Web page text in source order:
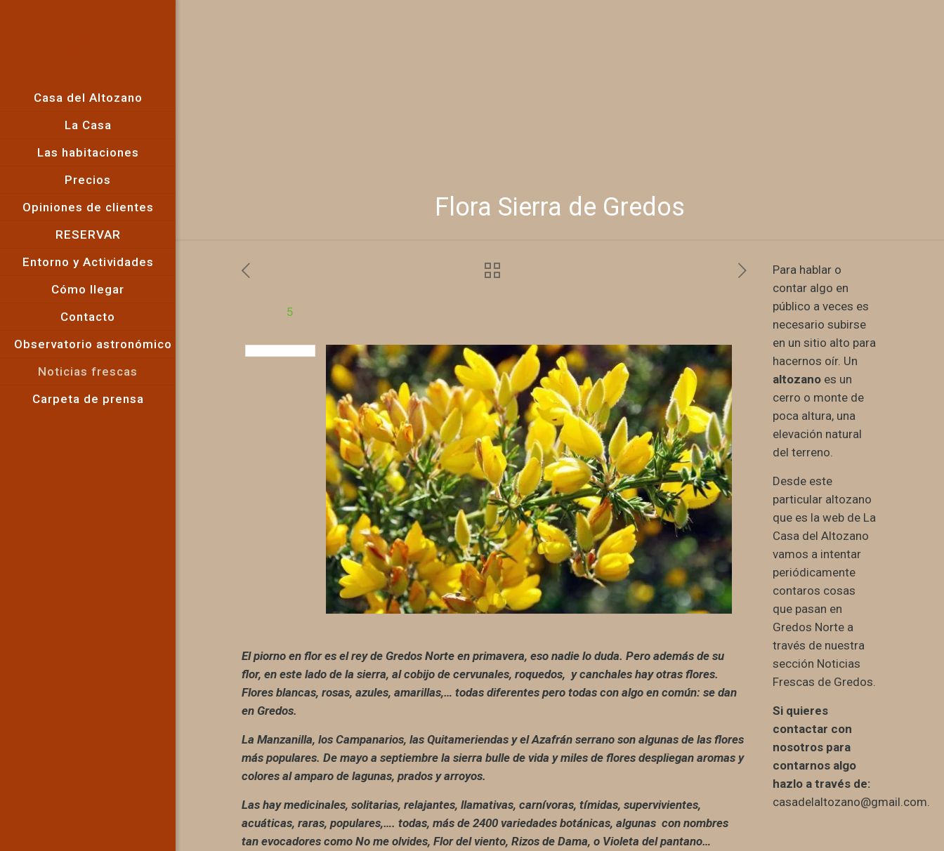
Casa del Altozano
La Casa
Las habitaciones
Precios
Opiniones de clientes
RESERVAR
Entorno y Actividades
Cómo llegar
Contacto
Observatorio astronómico
Noticias frescas
Carpeta de prensa
Flora Sierra de Gredos
5
El piorno en flor es el rey de Gredos Norte en primavera, eso nadie lo duda. Pero además de su
flor, en este lado de la sierra, al cobijo de cervunales, roquedos, y canchales hay otras flores.
Flores blancas, rosas, azules, amarillas,… todas diferentes pero todas con algo en común: se dan
en Gredos.
La Manzanilla, los Campanarios, las Quitameriendas y el Azafrán serrano son algunas de las flores
más populares. De mayo a septiembre la sierra bulle de vida y miles de flores despliegan aromas y
colores al amparo de lagunas, prados y arroyos.
Las hay medicinales, solitarias, relajantes, llamativas, carnívoras, tímidas, supervivientes,
acuáticas, raras, populares,…. todas, más de 2400 variedades botánicas, algunas con nombres
tan evocadores como No me olvides, Flor del viento, Rizos de Dama, o Violeta del pantano…
Para hablar o
contar algo en
público a veces es
necesario subirse
en un sitio alto para
hacernos oír. Un
altozano es un
cerro o monte de
poca altura, una
elevación natural
del terreno.
Desde este
particular altozano
que es la web de La
Casa del Altozano
vamos a intentar
periódicamente
contaros cosas
que pasan en
Gredos Norte a
través de nuestra
sección Noticias
Frescas de Gredos.
Si quieres
contactar con
nosotros para
contarnos algo
hazlo a través de:
casadelaltozano@gmail.com.